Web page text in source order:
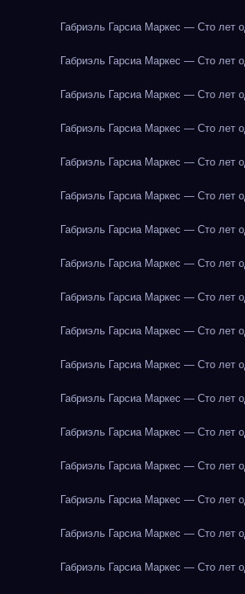
Габриэль Гарсиа Маркес — Сто лет
Габриэль Гарсиа Маркес — Сто лет
Габриэль Гарсиа Маркес — Сто лет
Габриэль Гарсиа Маркес — Сто лет
Габриэль Гарсиа Маркес — Сто лет
Габриэль Гарсиа Маркес — Сто лет
Габриэль Гарсиа Маркес — Сто лет
Габриэль Гарсиа Маркес — Сто лет
Габриэль Гарсиа Маркес — Сто лет
Габриэль Гарсиа Маркес — Сто лет
Габриэль Гарсиа Маркес — Сто лет
Габриэль Гарсиа Маркес — Сто лет
Габриэль Гарсиа Маркес — Сто лет
Габриэль Гарсиа Маркес — Сто лет
Габриэль Гарсиа Маркес — Сто лет
Габриэль Гарсиа Маркес — Сто лет
Габриэль Гарсиа Маркес — Сто лет